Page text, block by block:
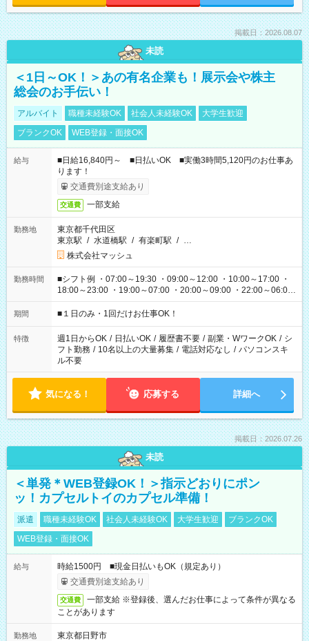
掲載日：2026.08.07
未読
＜1日～OK！＞あの有名企業も！展示会や株主
総会のお手伝い！
アルバイト 職種未経験OK 社会人未経験OK
大学生歓迎
ブランクOK
WEB登録・面接OK
給与
■日給16,840円～ ■日払いOK ■実働3時間5,120円のお仕事あ
ります！
交通費別途支給あり
交通費 一部支給
勤務地
東京都千代田区
東京駅 / 水道橋駅 / 有楽町駅 / …
株式会社マッシュ
勤務時間
■シフト例 ・07:00～19:30 ・09:00～12:00 ・10:00～17:00 ・
18:00～23:00 ・19:00～07:00 ・20:00～09:00 ・22:00～06:00
etc ★最短で3時間で5,120円のお仕事から 15時間で2万円近く稼
げるお仕事も！ ご希望のお時間に合わせてご紹介！ ※シフトは
ください！
期間 ■１日のみ・1回だけお仕事OK！
特徴 週1日からOK / 日払いOK / 履歴書不要 / 副業・WワークOK / シ
フト勤務 / 10名以上の大量募集 / 電話対応なし / パソコンスキ
ル不要
気になる！ 応募する 詳細へ
掲載日：2026.07.26
未読
＜単発＊WEB登録OK！＞指示どおりにポン
ッ！カプセルトイのカプセル準備！
派遣 職種未経験OK 社会人未経験OK 大学生歓迎
ブランクOK
WEB登録・面接OK
給与
時給1500円 ■現金日払いもOK（規定あり）
交通費別途支給あり
交通費
一部支給 ※登録後、選んだお仕事によって条件が異なる
ことがあります
勤務地
東京都日野市